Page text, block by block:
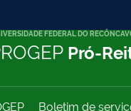
FEDERAL DO
Pró-
Boletim de